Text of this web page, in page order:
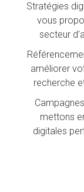
Stratégies
vous
secteur
améliorer
recherche
mettons
digitales